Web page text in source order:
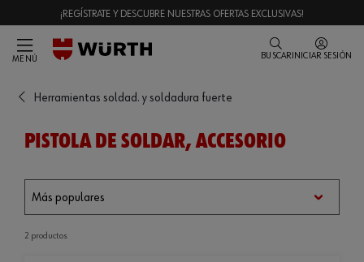
¡REGÍSTRATE Y DESCUBRE NUESTRAS OFERTAS EXCLUSIVAS!
MENÚ BUSCAR INICIAR SESIÓN
Herramientas soldad. y soldadura fuerte
PISTOLA DE SOLDAR, ACCESORIO
2 productos